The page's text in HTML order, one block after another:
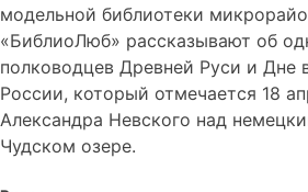
модельной библиотеки
«БиблиоЛюб» рассказывают об
полководцев Древней Руси и Дне
России, который отмечается 18
Александра Невского над
Чудском озере.